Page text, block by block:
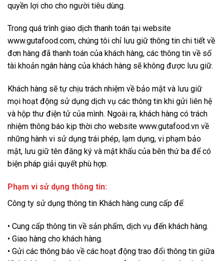
quyền lợi cho cho người tiêu dùng.
Trong quá trình giao dịch thanh toán tại website
www.gutafood.com, chúng tôi chỉ lưu giữ thông tin chi tiết về
đơn hàng đã thanh toán của khách hàng, các thông tin về số
tài khoản ngân hàng của khách hàng sẽ không được lưu giữ.
Khách hàng sẽ tự chịu trách nhiệm về bảo mật và lưu giữ
mọi hoạt động sử dụng dịch vụ các thông tin khi gửi liên hệ
và hộp thư điện tử của mình. Ngoài ra, khách hàng có trách
nhiệm thông báo kịp thời cho website www.gutafood.vn về
những hành vi sử dụng trái phép, lạm dụng, vi phạm bảo
mật, lưu giữ tên đăng ký và mật khẩu của bên thứ ba để có
biện pháp giải quyết phù hợp.
Phạm vi sử dụng thông tin:
Công ty sử dụng thông tin Khách hàng cung cấp để:
• Cung cấp thông tin về sản phẩm, dịch vụ đến khách hàng.
• Giao hàng cho khách hàng.
• Gửi các thông báo về các hoạt động trao đổi thông tin giữa